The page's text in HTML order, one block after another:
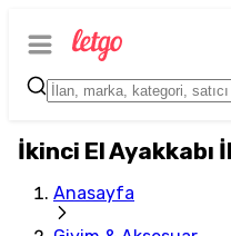
İkinci El Ayakkabı
Anasayfa